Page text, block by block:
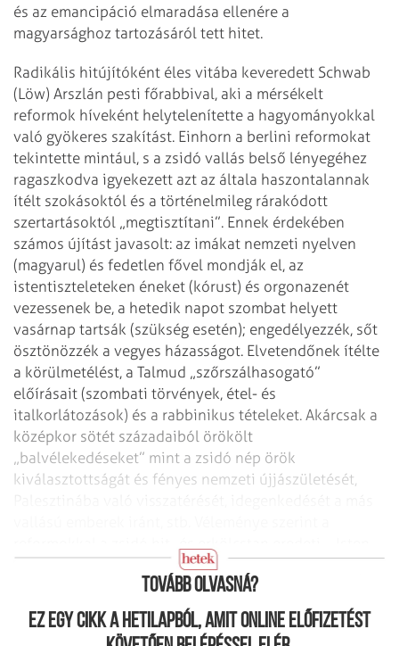
és az emancipáció elmaradása ellenére a
magyarsághoz tartozásáról tett hitet.
Radikális hitújítóként éles vitába keveredett Schwab
(Löw) Arszlán pesti főrabbival, aki a mérsékelt
reformok híveként helytelenítette a hagyományokkal
való gyökeres szakítást. Einhorn a berlini reformokat
tekintette mintául, s a zsidó vallás belső lényegéhez
ragaszkodva igyekezett azt az általa haszontalannak
ítélt szokásoktól és a történelmileg rárakódott
szertartásoktól „megtisztítani”. Ennek érdekében
számos újítást javasolt: az imákat nemzeti nyelven
(magyarul) és fedetlen fővel mondják el, az
istentiszteleteken éneket (kórust) és orgonazenét
vezessenek be, a hetedik napot szombat helyett
vasárnap tartsák (szükség esetén); engedélyezzék, sőt
ösztönözzék a vegyes házasságot. Elvetendőnek ítélte
a körülmetélést, a Talmud „szőrszálhasogató”
előírásait (szombati törvények, étel- és
italkorlátozások) és a rabbinikus tételeket. Akárcsak a
középkor sötét századaiból örökölt
„balvélekedéseket” mint a zsidó nép örök
kiválasztottságát és fényes nemzeti újjászületését,
által Mózesnek kinyilvánított – tisztasága állna helyre.
Tovább olvasná?
Ez egy cikk a hetilapból, amit online előfizetést